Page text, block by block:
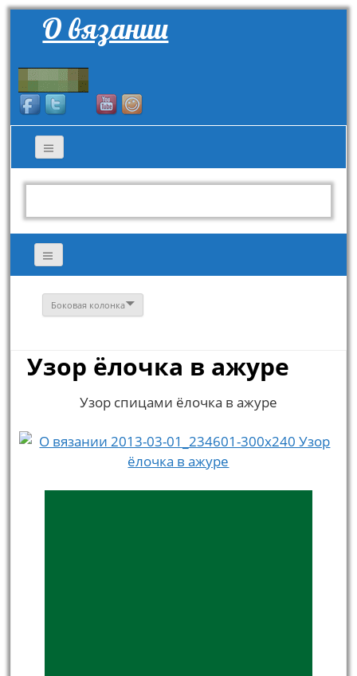
О вязании
Боковая колонка
Узор ёлочка в ажуре
Узор спицами ёлочка в ажуре